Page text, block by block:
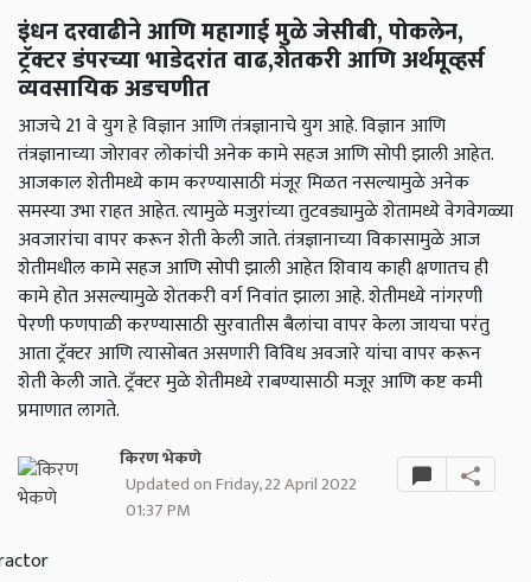
इंधन दरवाढीने आणि महागाई मुळे जेसीबी, पोकलेन,
ट्रॅक्टर डंपरच्या भाडेदरांत वाढ,शेतकरी आणि अर्थमूव्हर्स
व्यवसायिक अडचणीत
आजचे 21 वे युग हे विज्ञान आणि तंत्रज्ञानाचे युग आहे. विज्ञान आणि
तंत्रज्ञानाच्या जोरावर लोकांची अनेक कामे सहज आणि सोपी झाली आहेत.
आजकाल शेतीमध्ये काम करण्यासाठी मंजूर मिळत नसल्यामुळे अनेक
समस्या उभा राहत आहेत. त्यामुळे मजुरांच्या तुटवड्यामुळे शेतामध्ये वेगवेगळ्या
अवजारांचा वापर करून शेती केली जाते. तंत्रज्ञानाच्या विकासामुळे आज
शेतीमधील कामे सहज आणि सोपी झाली आहेत शिवाय काही क्षणातच ही
कामे होत असल्यामुळे शेतकरी वर्ग निवांत झाला आहे. शेतीमध्ये नांगरणी
पेरणी फणपाळी करण्यासाठी सुरवातीस बैलांचा वापर केला जायचा परंतु
आता ट्रॅक्टर आणि त्यासोबत असणारी विविध अवजारे यांचा वापर करून
शेती केली जाते. ट्रॅक्टर मुळे शेतीमध्ये राबण्यासाठी मजूर आणि कष्ट कमी
प्रमाणात लागते.
किरण भेकणे
Updated on Friday, 22 April 2022
01:37 PM